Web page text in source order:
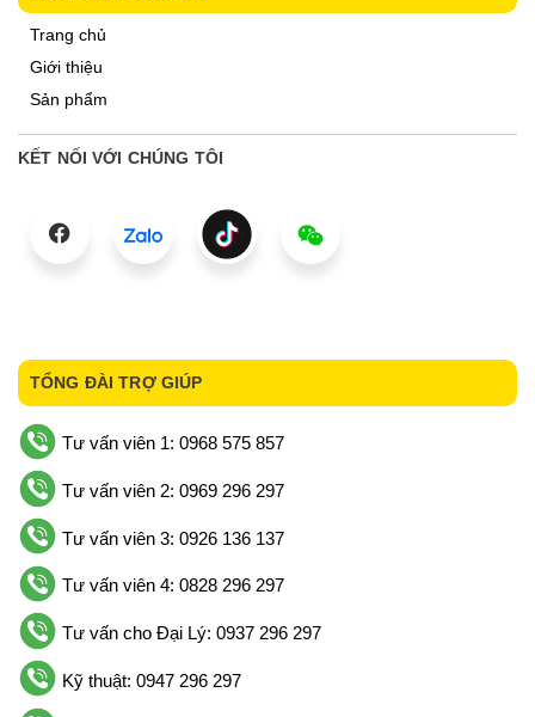
Trang chủ
Giới thiệu
Sản phẩm
KẾT NỐI VỚI CHÚNG TÔI
TỔNG ĐÀI TRỢ GIÚP
Tư vấn viên 1: 0968 575 857
Tư vấn viên 2: 0969 296 297
Tư vấn viên 3: 0926 136 137
Tư vấn viên 4: 0828 296 297
Tư vấn cho Đại Lý: 0937 296 297
Kỹ thuật: 0947 296 297